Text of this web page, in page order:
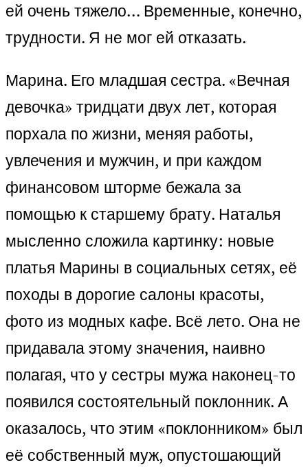
ей очень тяжело… Временные, конечно,
трудности. Я не мог ей отказать.
Марина. Его младшая сестра. «Вечная
девочка» тридцати двух лет, которая
порхала по жизни, меняя работы,
увлечения и мужчин, и при каждом
финансовом шторме бежала за
помощью к старшему брату. Наталья
мысленно сложила картинку: новые
платья Марины в социальных сетях, её
походы в дорогие салоны красоты,
фото из модных кафе. Всё лето. Она не
придавала этому значения, наивно
полагая, что у сестры мужа наконец-то
появился состоятельный поклонник. А
оказалось, что этим «поклонником» был
её собственный муж, опустошающий